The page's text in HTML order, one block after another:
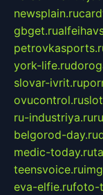
newsplain.ru
gbget.ru
york-life.ru
slovar-ivrit.ru
ovucontrol.ru
ru-industriya.ru
belgorod-day.ru
medic-today.ru
teensvoice.ru
eva-elfie.rufoto-